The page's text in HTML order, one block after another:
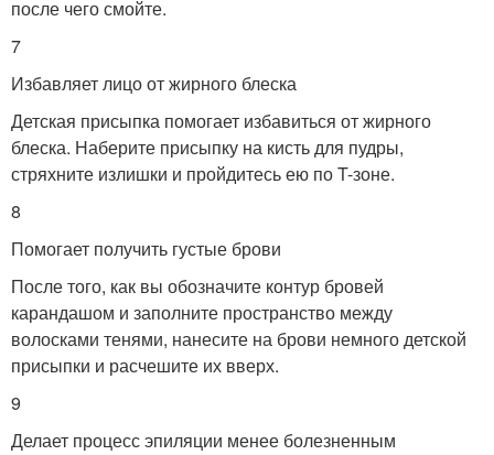
после чего смойте.
7
Избавляет лицо от жирного блеска
Детская присыпка помогает избавиться от жирного
блеска. Наберите присыпку на кисть для пудры,
стряхните излишки и пройдитесь ею по T-зоне.
8
Помогает получить густые брови
После того, как вы обозначите контур бровей
карандашом и заполните пространство между
волосками тенями, нанесите на брови немного детской
присыпки и расчешите их вверх.
9
Делает процесс эпиляции менее болезненным